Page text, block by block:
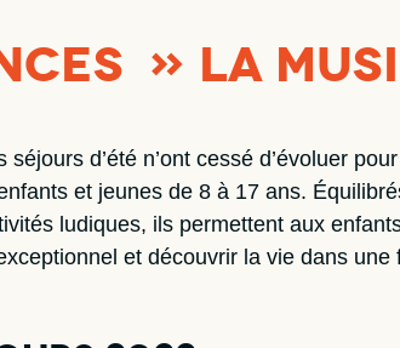
» la
séjours d’été n’ont cessé d’évoluer
et jeunes de 8 à 17 ans.
ludiques, ils permettent aux
et découvrir la vie dans